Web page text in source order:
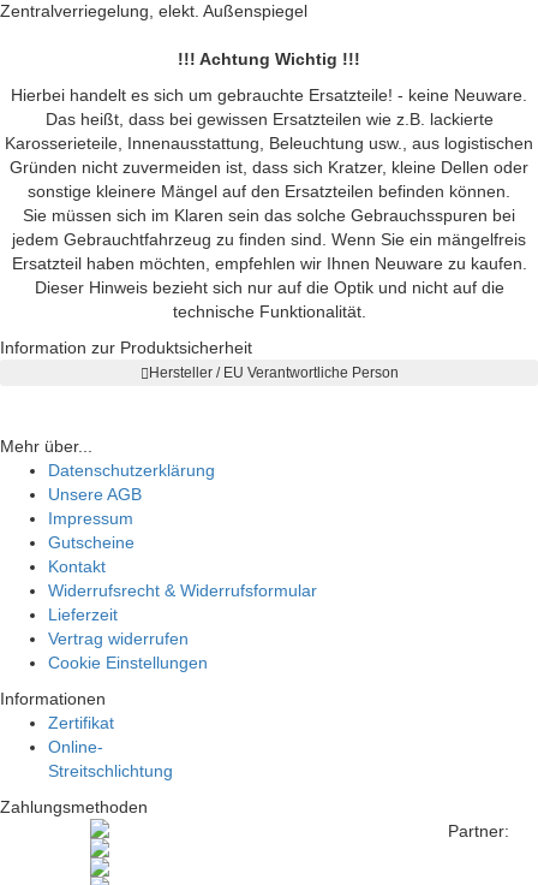
Zentralverriegelung, elekt. Außenspiegel
!!! Achtung Wichtig !!!
Hierbei handelt es sich um gebrauchte Ersatzteile! - keine Neuware.
Das heißt, dass bei gewissen Ersatzteilen wie z.B. lackierte
Karosserieteile, Innenausstattung, Beleuchtung usw., aus logistischen
Gründen nicht zuvermeiden ist, dass sich Kratzer, kleine Dellen oder
sonstige kleinere Mängel auf den Ersatzteilen befinden können.
Sie müssen sich im Klaren sein das solche Gebrauchsspuren bei
jedem Gebrauchtfahrzeug zu finden sind. Wenn Sie ein mängelfreis
Ersatzteil haben möchten, empfehlen wir Ihnen Neuware zu kaufen.
Dieser Hinweis bezieht sich nur auf die Optik und nicht auf die
technische Funktionalität.
Information zur Produktsicherheit
Hersteller / EU Verantwortliche Person
Mehr über...
Datenschutzerklärung
Unsere AGB
Impressum
Gutscheine
Kontakt
Widerrufsrecht & Widerrufsformular
Lieferzeit
Vertrag widerrufen
Cookie Einstellungen
Informationen
Zertifikat
Online-
Streitschlichtung
Zahlungsmethoden
Partner: